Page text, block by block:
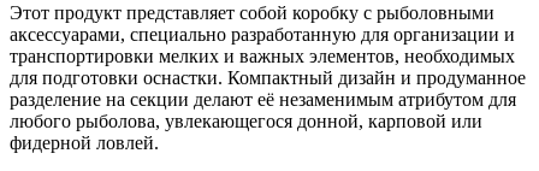
Этот продукт представляет собой коробку с рыболовными
аксессуарами, специально разработанную для организации и
транспортировки мелких и важных элементов, необходимых
для подготовки оснастки. Компактный дизайн и продуманное
разделение на секции делают её незаменимым атрибутом для
любого рыболова, увлекающегося донной, карповой или
фидерной ловлей.